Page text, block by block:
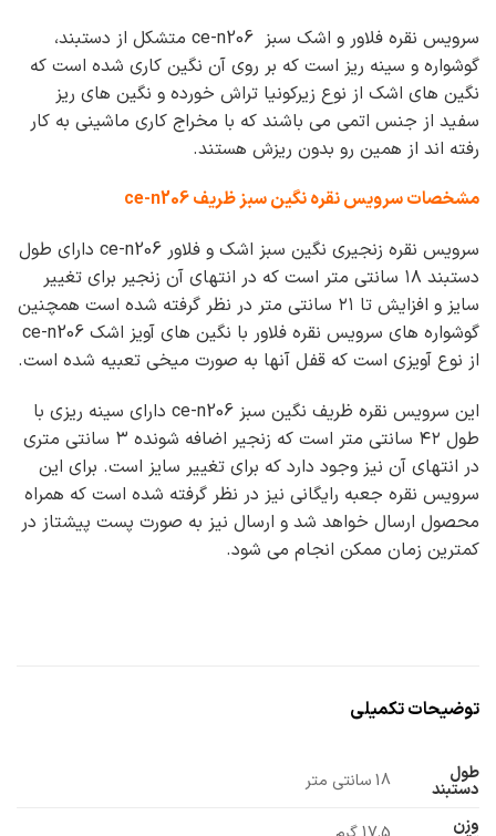
سرویس نقره فلاور و اشک سبز ce-n206 متشکل از دستبند،
گوشواره و سینه ریز است که بر روی آن نگین کاری شده است که
نگین های اشک از نوع زیرکونیا تراش خورده و نگین های ریز
سفید از جنس اتمی می باشند که با مخراج کاری ماشینی به کار
رفته اند از همین رو بدون ریزش هستند.
مشخصات سرویس نقره نگین سبز ظریف ce-n206
سرویس نقره زنجیری نگین سبز اشک و فلاور ce-n206 دارای طول
دستبند ۱۸ سانتی متر است که در انتهای آن زنجیر برای تغییر
سایز و افزایش تا ۲۱ سانتی متر در نظر گرفته شده است همچنین
گوشواره های سرویس نقره فلاور با نگین های آویز اشک ce-n206
از نوع آویزی است که قفل آنها به صورت میخی تعبیه شده است.
این سرویس نقره ظریف نگین سبز ce-n206 دارای سینه ریزی با
طول ۴۲ سانتی متر است که زنجیر اضافه شونده ۳ سانتی متری
در انتهای آن نیز وجود دارد که برای تغییر سایز است. برای این
سرویس نقره جعبه رایگانی نیز در نظر گرفته شده است که همراه
محصول ارسال خواهد شد و ارسال نیز به صورت پست پیشتاز در
کمترین زمان ممکن انجام می شود.
توضیحات تکمیلی
طول
دستبند
18 سانتی متر
وزن